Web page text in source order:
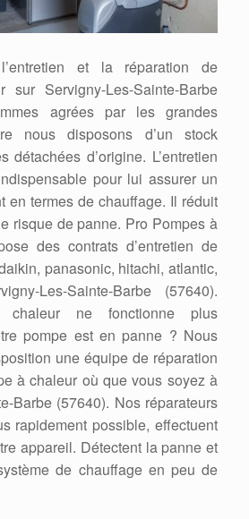
et la réparation de
sur Servigny-Les-Sainte-Barbe
agrées par les grandes
nous disposons d’un stock
détachées d’origine. L’entretien
pour lui assurer un
en termes de chauffage. Il réduit
risque de panne. Pro Pompes à
des contrats d’entretien de
panasonic, hitachi, atlantic,
Les-Sainte-Barbe (57640).
ne fonctionne plus
pompe est en panne ? Nous
une équipe de réparation
à chaleur où que vous soyez à
Barbe (57640). Nos réparateurs
rapidement possible, effectuent
appareil. Détectent la panne et
de chauffage en peu de